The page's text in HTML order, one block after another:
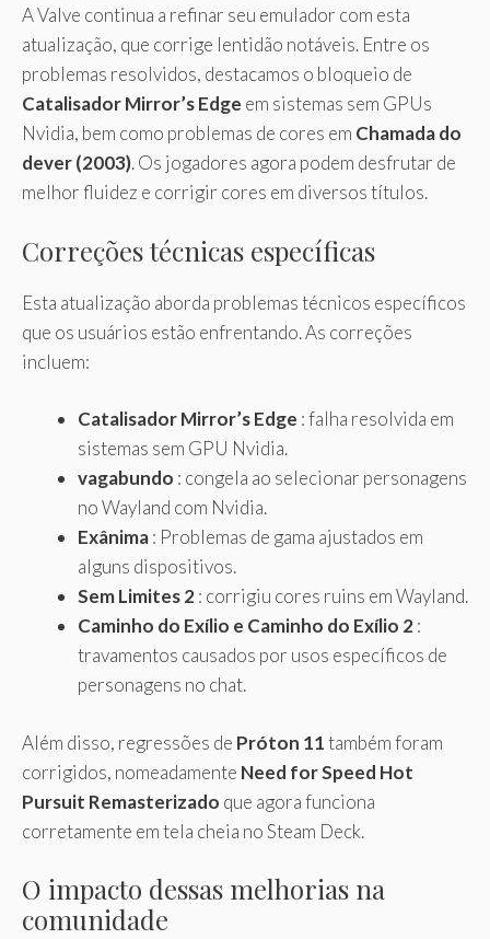
A Valve continua a refinar seu emulador com esta
atualização, que corrige lentidão notáveis. Entre os
problemas resolvidos, destacamos o bloqueio de
Catalisador Mirror’s Edge em sistemas sem GPUs
Nvidia, bem como problemas de cores em Chamada do
dever (2003). Os jogadores agora podem desfrutar de
melhor fluidez e corrigir cores em diversos títulos.
Correções técnicas específicas
Esta atualização aborda problemas técnicos específicos
que os usuários estão enfrentando. As correções
incluem:
Catalisador Mirror’s Edge : falha resolvida em
sistemas sem GPU Nvidia.
vagabundo : congela ao selecionar personagens
no Wayland com Nvidia.
Exânima: Problemas de gama ajustados em
alguns dispositivos.
Sem Limites 2: corrigiu cores ruins em Wayland.
Caminho do Exílio e Caminho do Exílio 2:
travamentos causados ​​por usos específicos de
personagens no chat.
Além disso, regressões de Próton 11também foram
corrigidos, nomeadamente Need for Speed ​​​​Hot
Pursuit Remasterizado que agora funciona
corretamente em tela cheia no Steam Deck.
O impacto dessas melhorias na
comunidade